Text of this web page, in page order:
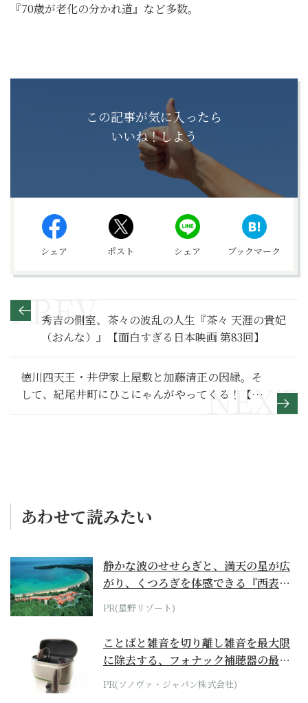
『70歳が老化の分かれ道』など多数。
この記事が気に入ったら
いいね！しよう
シェア ポスト シェア ブックマーク
秀吉の側室、茶々の波乱の人生『茶々 天涯の貴妃
（おんな）』【面白すぎる日本映画 第83回】
徳川四天王・井伊家上屋敷と加藤清正の因縁。そ
して、紀尾井町にひこにゃんがやってくる！【ど
うする家康 満喫リポート】
あわせて読みたい
静かな波のせせらぎと、満天の星が広
がり、くつろぎを体感できる『西表島
ホテル by...
PR(星野リゾート)
ことばと雑音を切り離し雑音を最大限
に除去する、フォナック補聴器の最上
位モデル
PR(ソノヴァ・ジャパン株式会社)